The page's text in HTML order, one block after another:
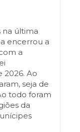
na última
encerrou a
a
2026. Ao
seja de
todo foram
da